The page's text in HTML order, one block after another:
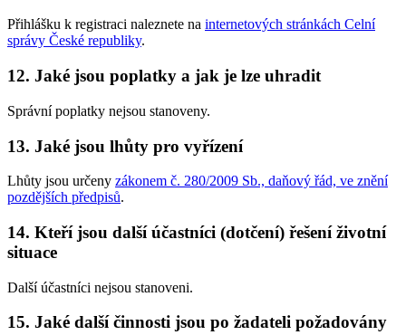
Přihlášku k registraci naleznete na internetových stránkách Celní
správy České republiky.
12. Jaké jsou poplatky a jak je lze uhradit
Správní poplatky nejsou stanoveny.
13. Jaké jsou lhůty pro vyřízení
Lhůty jsou určeny zákonem č. 280/2009 Sb., daňový řád, ve znění
pozdějších předpisů.
14. Kteří jsou další účastníci (dotčení) řešení životní
situace
Další účastníci nejsou stanoveni.
15. Jaké další činnosti jsou po žadateli požadovány